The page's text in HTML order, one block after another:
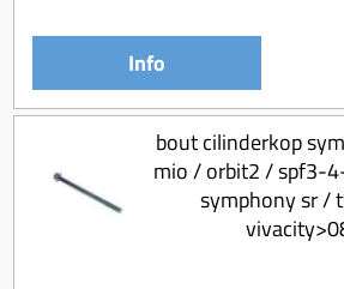
Info
bout cilinderkop
mio / orbit2 / spf3-
symphony sr /